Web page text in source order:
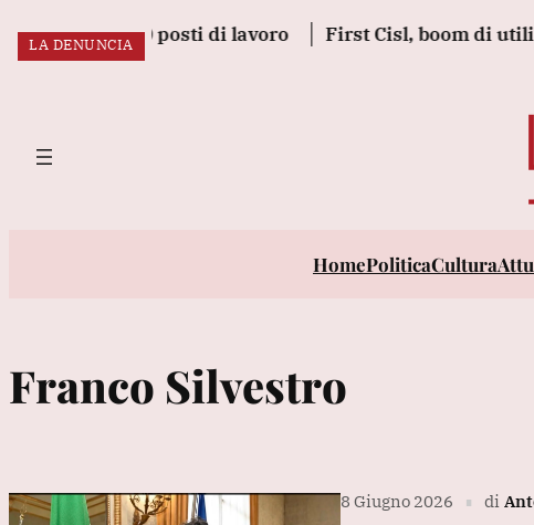
ULTIM’ORA:
23.000 posti di lavoro First Cisl, boom di utili
HomePoliticaCultura
Franco Silvestro
LA DENUNCIA
8 Giugno 2026 ∎ di